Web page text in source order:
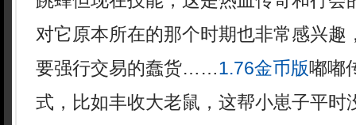
对它原本所在的那个时期也非常感兴趣
要强行交易的蠢货……1.76金币版嘟嘟
式，比如丰收大老鼠，这帮小崽子平时